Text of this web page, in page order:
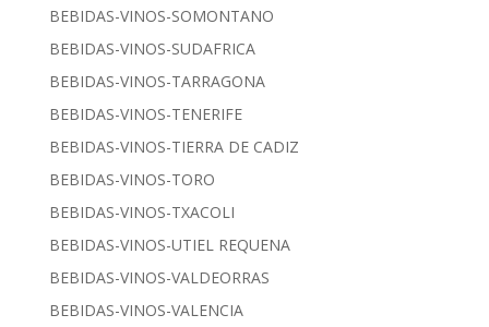
BEBIDAS-VINOS-SOMONTANO
BEBIDAS-VINOS-SUDAFRICA
BEBIDAS-VINOS-TARRAGONA
BEBIDAS-VINOS-TENERIFE
BEBIDAS-VINOS-TIERRA DE CADIZ
BEBIDAS-VINOS-TORO
BEBIDAS-VINOS-TXACOLI
BEBIDAS-VINOS-UTIEL REQUENA
BEBIDAS-VINOS-VALDEORRAS
BEBIDAS-VINOS-VALENCIA